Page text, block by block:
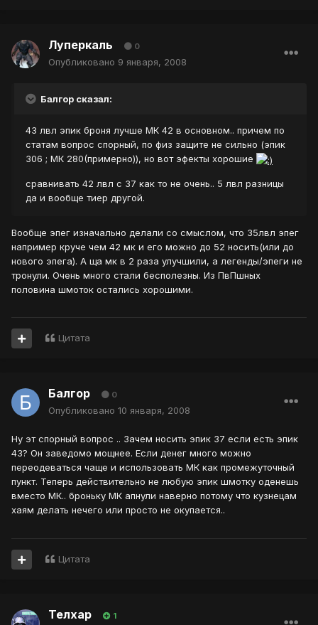
Луперкаль 0
Опубликовано 9 января, 2008
Балгор сказал:
43 лвл эпик броня лучше МК 42 в основном.. причем по
статам вопрос спорный, по физ защите не сильно (эпик
306 ; МК 280(примерно)), но вот эфекты хорошие
сравнивать 42 лвл с 37 как то не очень.. 5 лвл разницы
да и вообще тиер другой.
Вообще эпег изначально делали со смыслом, что 35лвл эпег
например круче чем 42 мк и его можно до 52 носить(или до
нового эпега). А ща мк в 2 раза улучшили, а легенды/эпеги не
тронули. Очень много стали бесполезны. Из ПвПшных
половина шмоток остались хорошими.
Цитата
Балгор 0
Опубликовано 10 января, 2008
Ну эт спорный вопрос .. Зачем носить эпик 37 если есть эпик
43? Он заведомо мощнее. Если денег много можно
переодеваться чаще и использовать МК как промежуточный
пункт. Теперь действительно не любую эпик шмотку оденешь
вместо МК.. броньку МК апнули наверно потому что кузнецам
хаям делать нечего или просто не окупается..
Цитата
Телхар 1